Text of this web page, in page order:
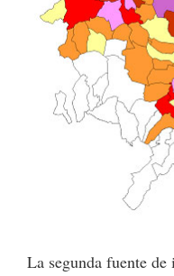
La segunda fuente